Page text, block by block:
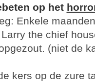
op het
Enkele
the chief
(niet de
kers op de zure